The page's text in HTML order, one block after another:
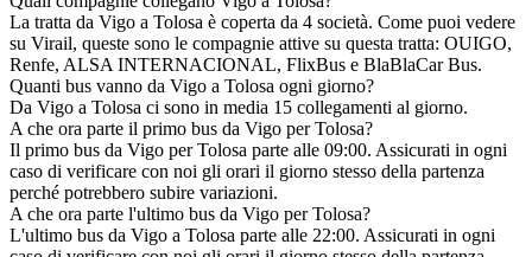
La tratta da Vigo a Tolosa è coperta da 4 società. Come puoi vedere
su Virail, queste sono le compagnie attive su questa tratta: OUIGO,
Renfe, ALSA INTERNACIONAL, FlixBus e BlaBlaCar Bus.
Quanti bus vanno da Vigo a Tolosa ogni giorno?
Da Vigo a Tolosa ci sono in media 15 collegamenti al giorno.
A che ora parte il primo bus da Vigo per Tolosa?
Il primo bus da Vigo per Tolosa parte alle 09:00. Assicurati in ogni
caso di verificare con noi gli orari il giorno stesso della partenza
perché potrebbero subire variazioni.
A che ora parte l'ultimo bus da Vigo per Tolosa?
L'ultimo bus da Vigo a Tolosa parte alle 22:00. Assicurati in ogni